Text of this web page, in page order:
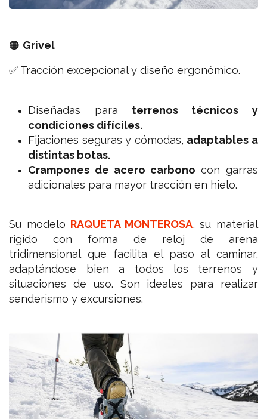
🟠 Grivel
✅ Tracción excepcional y diseño ergonómico.
Diseñadas para terrenos técnicos y
condiciones difíciles.
Fijaciones seguras y cómodas, adaptables a
distintas botas.
Crampones de acero carbono con garras
adicionales para mayor tracción en hielo.
Su modelo RAQUETA MONTEROSA, su material
rígido con forma de reloj de arena
tridimensional que facilita el paso al caminar,
adaptándose bien a todos los terrenos y
situaciones de uso. Son ideales para realizar
senderismo y excursiones.